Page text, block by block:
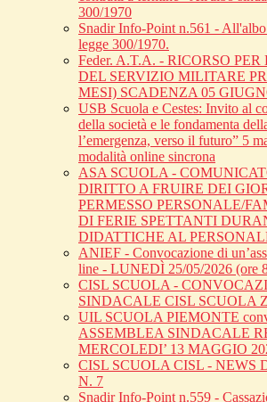
300/1970
Snadir Info-Point n.561 -
legge 300/1970.
Feder. A.T.A. - RICORSO
DEL SERVIZIO MILITARE
MESI) SCADENZA 05
USB Scuola e Cestes: Invito al
della società e le fondamenta
l’emergenza, verso il futuro” 5
modalità online sincrona
ASA SCUOLA -
DIRITTO A FRUIRE DEI
PERMESSO PERSONALE/
DI FERIE SPETTANTI
DIDATTICHE AL
ANIEF - Convocazione di
line - LUNEDÌ 25/05/2026 (ore
CISL SCUOLA -
SINDACALE CISL SCUOLA
UIL SCUOLA PIEMONTE
ASSEMBLEA SINDACALE
MERCOLEDI’ 13 MAGGIO
CISL SCUOLA CISL - NEWS
N. 7
Snadir Info-Point n.559 -